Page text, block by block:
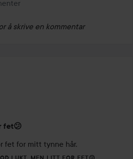
å skrive en kommentar
opprettet 2 måneder
fet😕
fet for mitt tynne hår.